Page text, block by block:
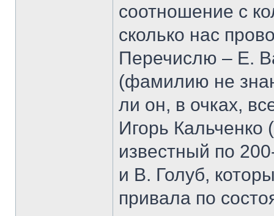
соотношение с
сколько нас
Перечислю – Е.
(фамилию не
ли он, в очках,
Игорь Кальченко
известный по
и В. Голуб,
привала по